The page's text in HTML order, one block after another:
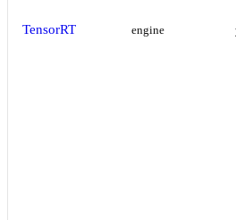
TensorRT engine